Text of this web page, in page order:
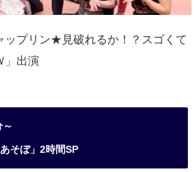
ップリン★見破れるか！？スゴくて
」出演
そぼ」2時間SP